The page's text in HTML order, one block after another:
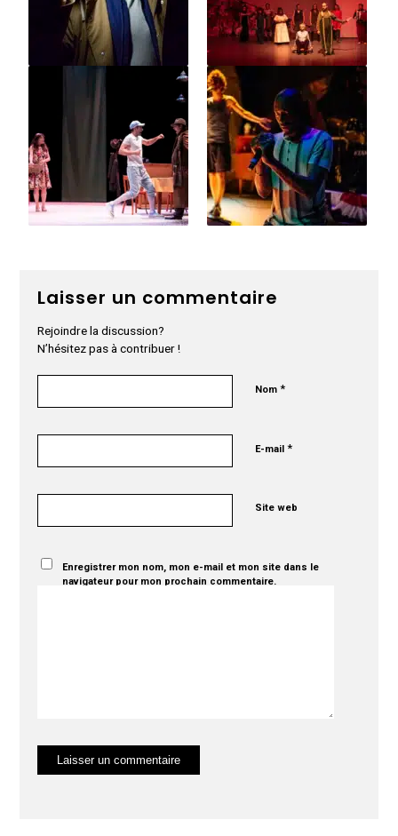
Laisser un commentaire
Rejoindre la discussion?
N’hésitez pas à contribuer !
Nom*
E-mail*
Site web
Enregistrer mon nom, mon e-mail et mon site dans le
navigateur pour mon prochain commentaire.